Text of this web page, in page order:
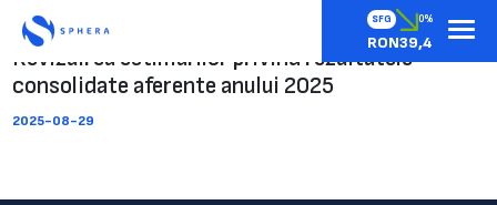
SFG 0%
RON39,4
Revizuirea estimarilor privind rezultatele
consolidate aferente anului 2025
2025-08-29